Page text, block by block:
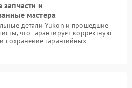
и
мастера
детали Yukon и прошедшие
что гарантирует корректную
сохранение гарантийных